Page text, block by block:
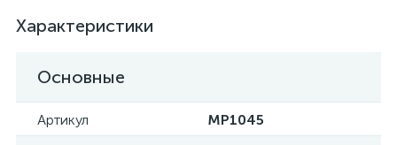
Характеристики
Основные
Артикул MP1045